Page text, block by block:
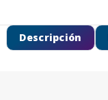
Descripción